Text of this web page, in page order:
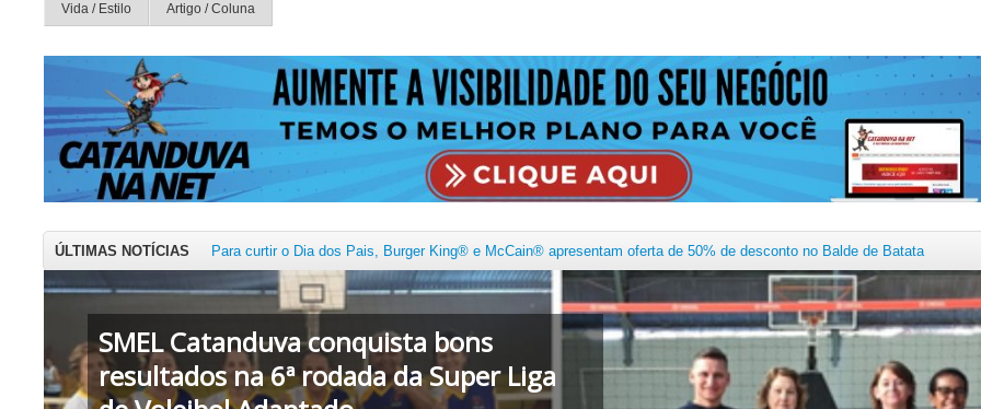
Vida / Estilo Artigo / Coluna
ÚLTIMAS NOTÍCIAS
Aumento da busca por diagnóstico de TDAH exige avaliação criteriosa, segundo psicóloga do PAS
SMEL Catanduva conquista bons
resultados na 6ª rodada da Super Liga